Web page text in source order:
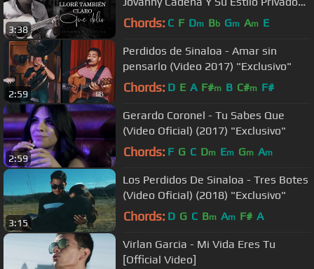
3:38
(Lyric Video)
Chords: C F Dm Bb Gm Am E
2:59
Perdidos de Sinaloa - Amar sin
pensarlo (Video 2017) "Exclusivo"
Chords: D E A F#m B C#m F#
2:59
Gerardo Coronel - Tu Sabes Que
(Video Oficial) (2017) "Exclusivo"
Chords: F G C Dm Em Gm Am
3:15
Los Perdidos De Sinaloa - Tres Botes
(Video Oficial) (2018) "Exclusivo"
Chords: D G C Bm Am F# A
Virlan Garcia - Mi Vida Eres Tu
[Official Video]